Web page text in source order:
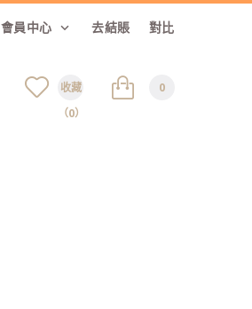
會員中心 去結賬 對比
0
收藏
（0）